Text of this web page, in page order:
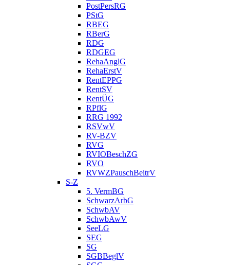
PostPersRG
PStG
RBEG
RBerG
RDG
RDGEG
RehaAnglG
RehaErstV
RentEPPG
RentSV
RentÜG
RPflG
RRG 1992
RSVwV
RV-BZV
RVG
RVIOBeschZG
RVO
RVWZPauschBeitrV
S-Z
5. VermBG
SchwarzArbG
SchwbAV
SchwbAwV
SeeLG
SEG
SG
SGBBeglV